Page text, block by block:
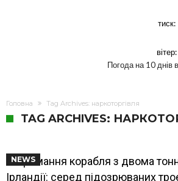
тиск:
вітер:
Погода на 10 днів
Головна Tag Archives: наркоторгівля
TAG ARCHIVES:
NEWS
Затримання корабля з двома
Ірландії: серед підозрюваних